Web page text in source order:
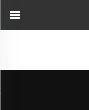
نظيفة في غضون
ثم ستدرك القوة